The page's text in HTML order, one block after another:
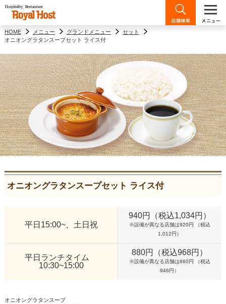
HOME メニュー グランドメニュー
セット
オニオングラタンスープセット ライス付
オニオングラタンスープセット ライス付
平日15:00~、土日祝
940円（税込1,034円）
※設備が異なる店舗は920円 （税込
1,012円）
平日ランチタイム
10:30~15:00
880円（税込968円）
※設備が異なる店舗は860円 （税込
946円）
オニオングラタンスープ